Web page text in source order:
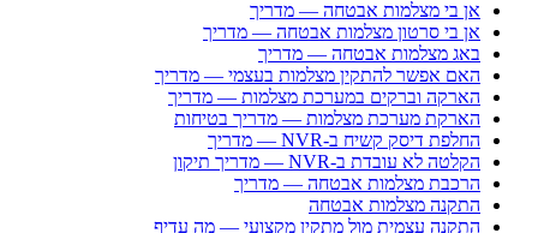
אן בי מצלמות אבטחה — מדריך
אן בי סרטון מצלמות אבטחה — מדריך
באג מצלמות אבטחה — מדריך
האם אפשר להתקין מצלמות בעצמי — מדריך
הארקה וברקים במערכת מצלמות — מדריך
הארקת מערכת מצלמות — מדריך בטיחות
החלפת דיסק קשיח ב-NVR — מדריך
הקלטה לא עובדת ב-NVR — מדריך תיקון
הרכבת מצלמות אבטחה — מדריך
התקנה מצלמות אבטחה
התקנה עצמית מול מתקין מקצועי — מה עדיף